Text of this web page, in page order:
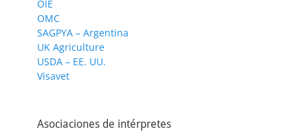
OIE
OMC
SAGPYA – Argentina
UK Agriculture
USDA – EE. UU.
Visavet
Asociaciones de intérpretes